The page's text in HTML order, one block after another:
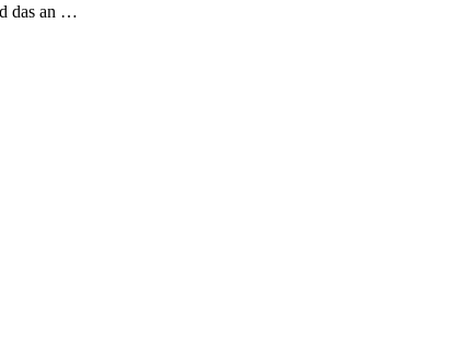
das an …